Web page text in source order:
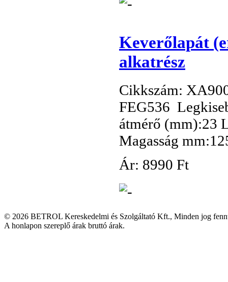
Keverőlapát
alkatrész
Cikkszám:
FEG536
átmérő (mm):23
Magasság
Ár: 8990 Ft
© 2026 BETROL Kereskedelmi és Szolgáltató Kft., Minden jog
A honlapon szereplő árak bruttó árak.